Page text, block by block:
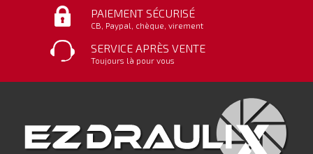
PAIEMENT SÉCURISÉ
CB, Paypal, chèque, virement
SERVICE APRÈS VENTE
Toujours là pour vous